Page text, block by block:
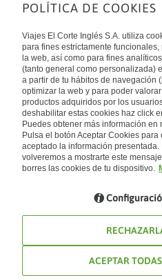
Sobre nosotros
Quiénes somos
Financiación
Sostenibilidad
Turismo accesible
Tarjeta El Corte Inglés
Trabaja con nosotros
El Corte Inglés
Canal Ético
Enlaces de interés
Guías de viaje
Catálogos
Auto check-in
Condiciones Generales
Política de privacidad
Política de cookies
Accesibilidad
Empresas/ Grupos
Internacional
España
Visita nuestro blog
Blog de Viajes el Corte inglés
POLÍTICA DE COOKIES
Viajes El Corte Inglés S.A. utiliza
para fines estrictamente
la web, así como para fines
(tanto general como personalizada)
a partir de tu hábitos de navegación
optimizar la web y para poder
productos adquiridos por los
deshabilitar estas cookies haz click
Puedes obtener más información
Pulsa el botón Aceptar Cookies
aceptado la información presentada.
volveremos a mostrarte este
borres las cookies de tu dispositivo.
ACEPTAR